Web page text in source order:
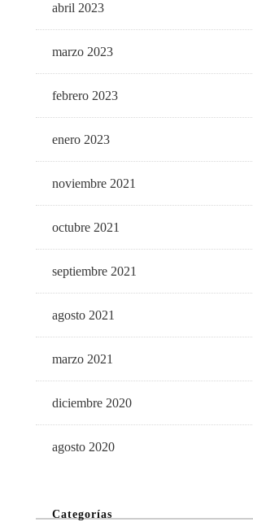
abril 2023
marzo 2023
febrero 2023
enero 2023
noviembre 2021
octubre 2021
septiembre 2021
agosto 2021
marzo 2021
diciembre 2020
agosto 2020
Categorías